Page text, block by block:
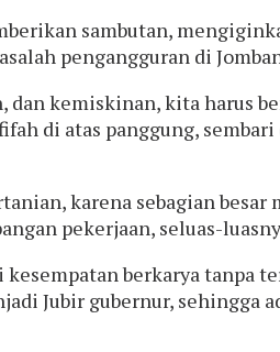
sambutan,
pengangguran di
dan kemiskinan, kita harus
di atas panggung,
karena sebagian
pekerjaan, seluas-
kesempatan berkarya tanpa
Jubir gubernur, sehingga